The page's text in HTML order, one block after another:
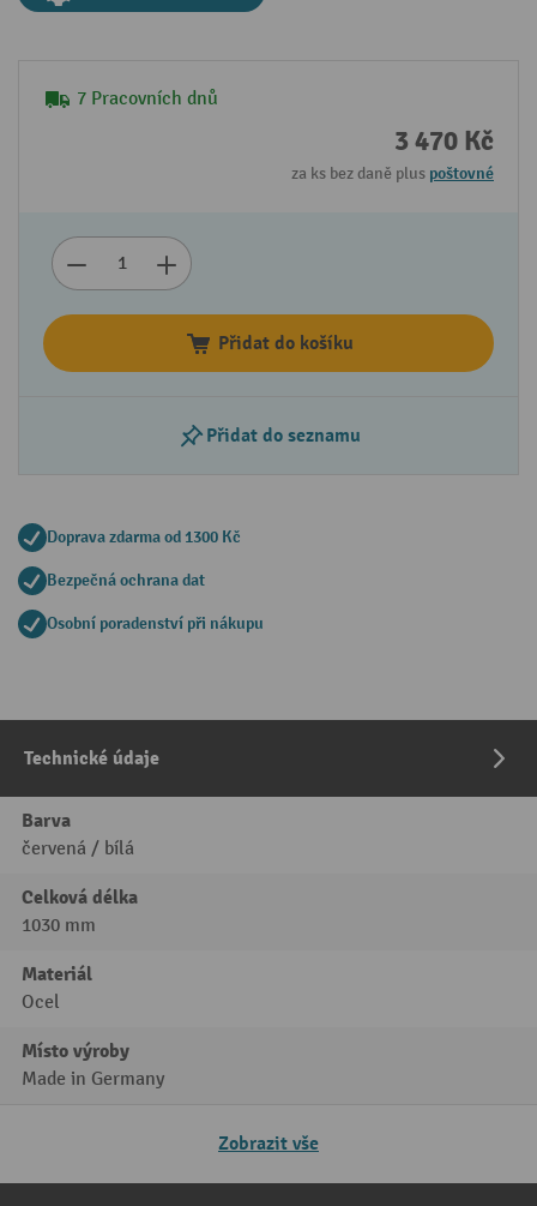
7 Pracovních dnů
3 470 Kč
za ks bez daně plus poštovné
Přidat do košíku
Přidat do seznamu
Doprava zdarma od 1300 Kč
Bezpečná ochrana dat
Osobní poradenství při nákupu
Technické údaje
Barva
červená / bílá
Celková délka
1030 mm
Materiál
Ocel
Místo výroby
Made in Germany
Zobrazit vše